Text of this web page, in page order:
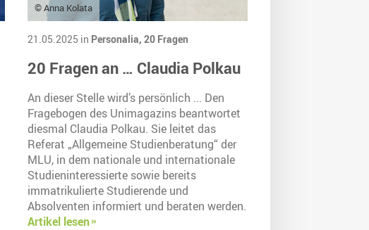
© Anna Kolata
21.05.2025 in Personalia, 20 Fragen
20 Fragen an … Claudia Polkau
An dieser Stelle wird’s persönlich ... Den
Fragebogen des Unimagazins beantwortet
diesmal Claudia Polkau. Sie leitet das
Referat „Allgemeine Studienberatung“ der
MLU, in dem nationale und internationale
Studieninteressierte sowie bereits
immatrikulierte Studierende und
Absolventen informiert und beraten werden.
Artikel lesen